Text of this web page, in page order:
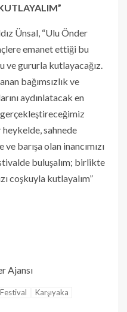
Ünsal, “Ulu Önder
emanet ettiği bu
ve gururla kutlayacağız.
bağımsızlık ve
aydınlatacak en
gerçekleştireceğimiz
sahnede
barışa olan inancımızı
buluşalım; birlikte
coşkuyla kutlayalım”
Ajansı
Festival Karşıyaka